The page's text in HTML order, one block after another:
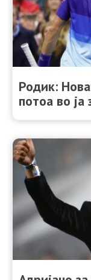
Родик:
потоа во